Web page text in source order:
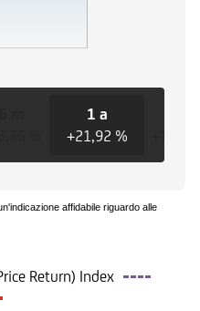
1 a
+21,92 %
affidabile riguardo alle
Return) Index